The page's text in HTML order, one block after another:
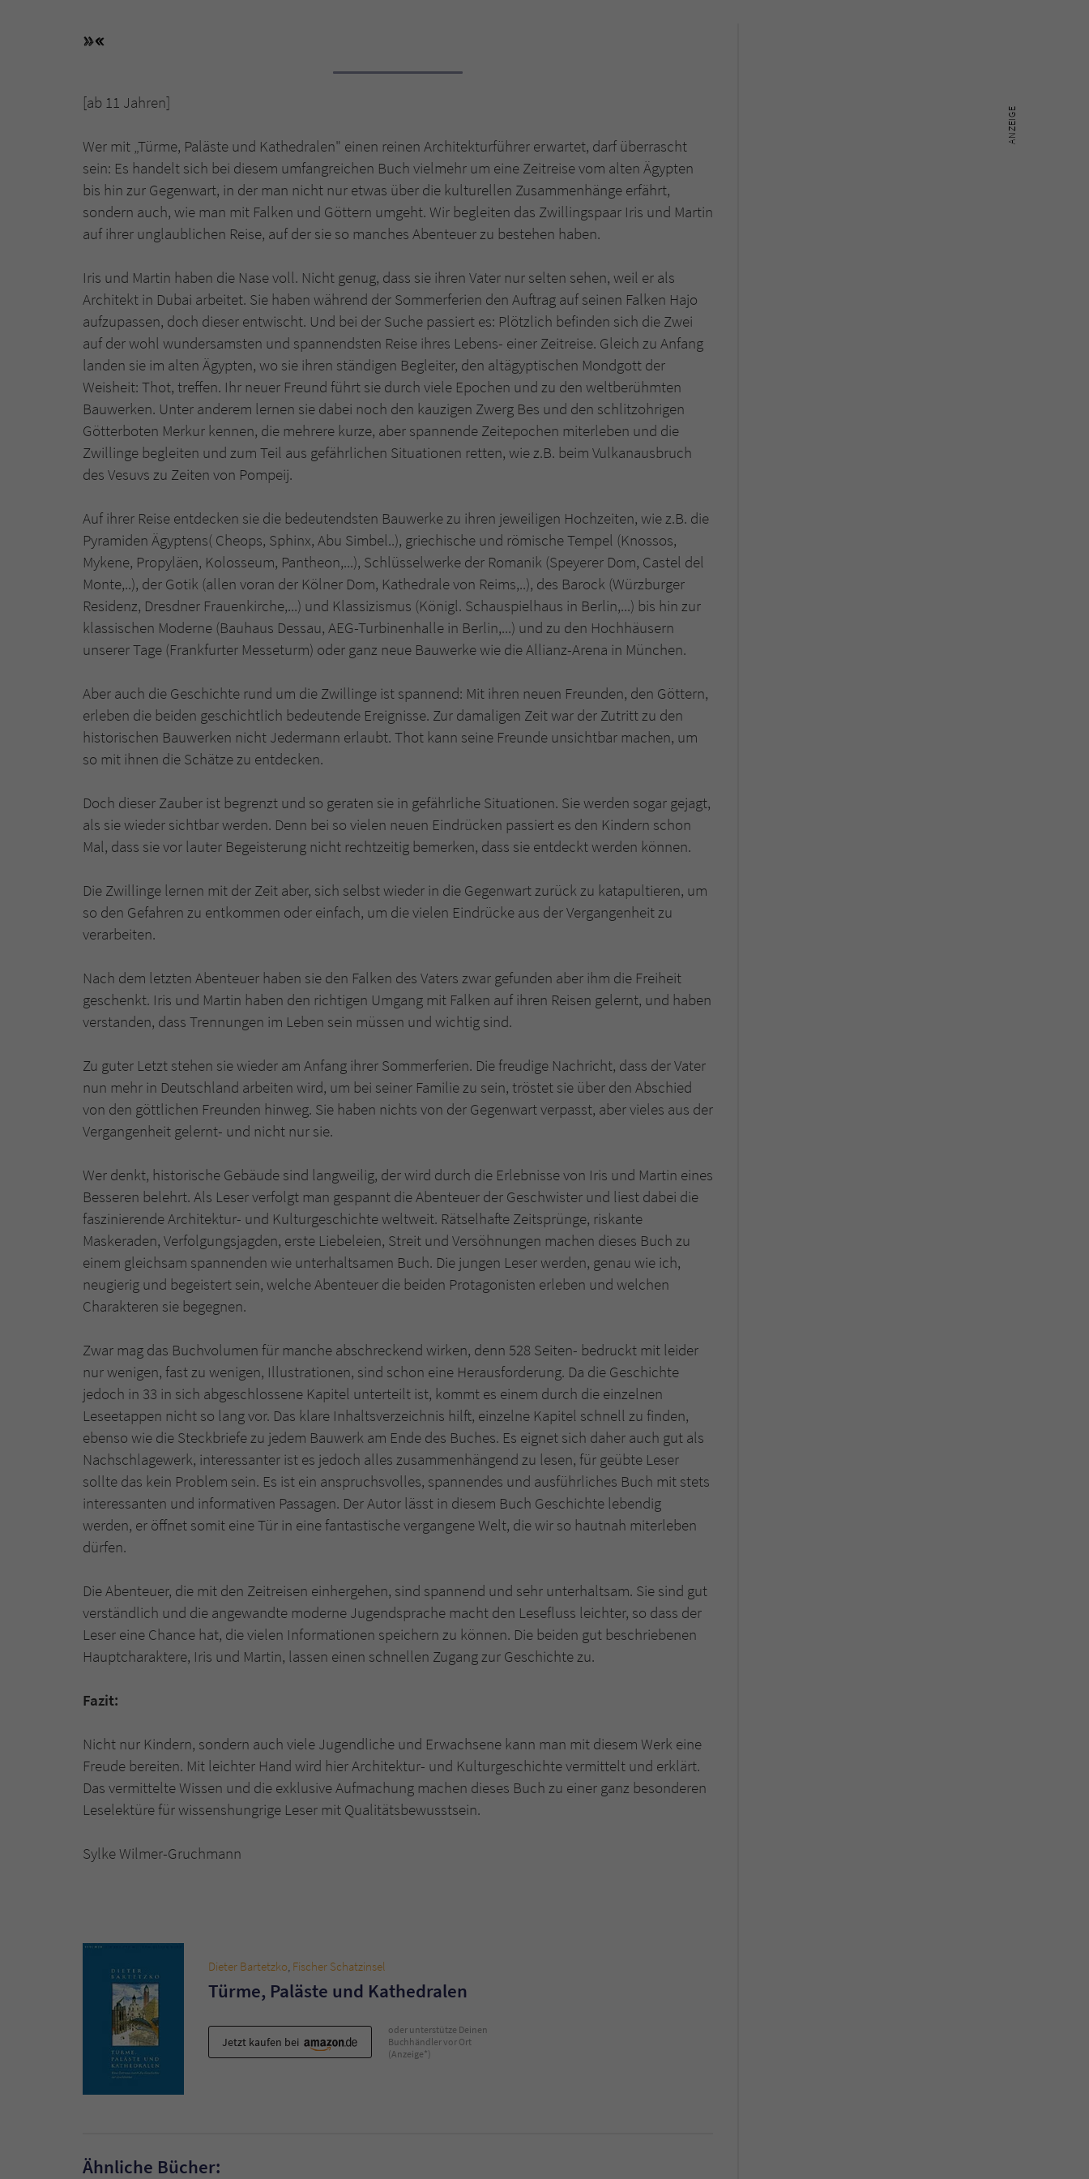
[ab 11 Jahren]
Wer mit „Türme, Paläste und Kathedralen" einen reinen Architekturführer erwartet, darf überrascht
sein: Es handelt sich bei diesem umfangreichen Buch vielmehr um eine Zeitreise vom alten Ägypten
bis hin zur Gegenwart, in der man nicht nur etwas über die kulturellen Zusammenhänge erfährt,
sondern auch, wie man mit Falken und Göttern umgeht. Wir begleiten das Zwillingspaar Iris und Martin
auf ihrer unglaublichen Reise, auf der sie so manches Abenteuer zu bestehen haben.
Iris und Martin haben die Nase voll. Nicht genug, dass sie ihren Vater nur selten sehen, weil er als
Architekt in Dubai arbeitet. Sie haben während der Sommerferien den Auftrag auf seinen Falken Hajo
aufzupassen, doch dieser entwischt. Und bei der Suche passiert es: Plötzlich befinden sich die Zwei
auf der wohl wundersamsten und spannendsten Reise ihres Lebens- einer Zeitreise. Gleich zu Anfang
landen sie im alten Ägypten, wo sie ihren ständigen Begleiter, den altägyptischen Mondgott der
Weisheit: Thot, treffen. Ihr neuer Freund führt sie durch viele Epochen und zu den weltberühmten
Bauwerken. Unter anderem lernen sie dabei noch den kauzigen Zwerg Bes und den schlitzohrigen
Götterboten Merkur kennen, die mehrere kurze, aber spannende Zeitepochen miterleben und die
Zwillinge begleiten und zum Teil aus gefährlichen Situationen retten, wie z.B. beim Vulkanausbruch
des Vesuvs zu Zeiten von Pompeij.
Auf ihrer Reise entdecken sie die bedeutendsten Bauwerke zu ihren jeweiligen Hochzeiten, wie z.B. die
Pyramiden Ägyptens( Cheops, Sphinx, Abu Simbel..), griechische und römische Tempel (Knossos,
Mykene, Propyläen, Kolosseum, Pantheon,...), Schlüsselwerke der Romanik (Speyerer Dom, Castel del
Monte,..), der Gotik (allen voran der Kölner Dom, Kathedrale von Reims,..), des Barock (Würzburger
Residenz, Dresdner Frauenkirche,...) und Klassizismus (Königl. Schauspielhaus in Berlin,...) bis hin zur
klassischen Moderne (Bauhaus Dessau, AEG-Turbinenhalle in Berlin,...) und zu den Hochhäusern
unserer Tage (Frankfurter Messeturm) oder ganz neue Bauwerke wie die Allianz-Arena in München.
Aber auch die Geschichte rund um die Zwillinge ist spannend: Mit ihren neuen Freunden, den Göttern,
erleben die beiden geschichtlich bedeutende Ereignisse. Zur damaligen Zeit war der Zutritt zu den
historischen Bauwerken nicht Jedermann erlaubt. Thot kann seine Freunde unsichtbar machen, um
so mit ihnen die Schätze zu entdecken.
Doch dieser Zauber ist begrenzt und so geraten sie in gefährliche Situationen. Sie werden sogar gejagt,
als sie wieder sichtbar werden. Denn bei so vielen neuen Eindrücken passiert es den Kindern schon
Mal, dass sie vor lauter Begeisterung nicht rechtzeitig bemerken, dass sie entdeckt werden können.
Die Zwillinge lernen mit der Zeit aber, sich selbst wieder in die Gegenwart zurück zu katapultieren, um
so den Gefahren zu entkommen oder einfach, um die vielen Eindrücke aus der Vergangenheit zu
verarbeiten.
Nach dem letzten Abenteuer haben sie den Falken des Vaters zwar gefunden aber ihm die Freiheit
geschenkt. Iris und Martin haben den richtigen Umgang mit Falken auf ihren Reisen gelernt, und haben
verstanden, dass Trennungen im Leben sein müssen und wichtig sind.
Zu guter Letzt stehen sie wieder am Anfang ihrer Sommerferien. Die freudige Nachricht, dass der Vater
nun mehr in Deutschland arbeiten wird, um bei seiner Familie zu sein, tröstet sie über den Abschied
von den göttlichen Freunden hinweg. Sie haben nichts von der Gegenwart verpasst, aber vieles aus der
Vergangenheit gelernt- und nicht nur sie.
Wer denkt, historische Gebäude sind langweilig, der wird durch die Erlebnisse von Iris und Martin eines
Besseren belehrt. Als Leser verfolgt man gespannt die Abenteuer der Geschwister und liest dabei die
faszinierende Architektur- und Kulturgeschichte weltweit. Rätselhafte Zeitsprünge, riskante
Maskeraden, Verfolgungsjagden, erste Liebeleien, Streit und Versöhnungen machen dieses Buch zu
einem gleichsam spannenden wie unterhaltsamen Buch. Die jungen Leser werden, genau wie ich,
neugierig und begeistert sein, welche Abenteuer die beiden Protagonisten erleben und welchen
Charakteren sie begegnen.
Zwar mag das Buchvolumen für manche abschreckend wirken, denn 528 Seiten- bedruckt mit leider
nur wenigen, fast zu wenigen, Illustrationen, sind schon eine Herausforderung. Da die Geschichte
jedoch in 33 in sich abgeschlossene Kapitel unterteilt ist, kommt es einem durch die einzelnen
Leseetappen nicht so lang vor. Das klare Inhaltsverzeichnis hilft, einzelne Kapitel schnell zu finden,
ebenso wie die Steckbriefe zu jedem Bauwerk am Ende des Buches. Es eignet sich daher auch gut als
Nachschlagewerk, interessanter ist es jedoch alles zusammenhängend zu lesen, für geübte Leser
sollte das kein Problem sein. Es ist ein anspruchsvolles, spannendes und ausführliches Buch mit stets
interessanten und informativen Passagen. Der Autor lässt in diesem Buch Geschichte lebendig
werden, er öffnet somit eine Tür in eine fantastische vergangene Welt, die wir so hautnah miterleben
dürfen.
Die Abenteuer, die mit den Zeitreisen einhergehen, sind spannend und sehr unterhaltsam. Sie sind gut
verständlich und die angewandte moderne Jugendsprache macht den Lesefluss leichter, so dass der
Leser eine Chance hat, die vielen Informationen speichern zu können. Die beiden gut beschriebenen
Hauptcharaktere, Iris und Martin, lassen einen schnellen Zugang zur Geschichte zu.
Fazit:
Nicht nur Kindern, sondern auch viele Jugendliche und Erwachsene kann man mit diesem Werk eine
Freude bereiten. Mit leichter Hand wird hier Architektur- und Kulturgeschichte vermittelt und erklärt.
Das vermittelte Wissen und die exklusive Aufmachung machen dieses Buch zu einer ganz besonderen
Leselektüre für wissenshungrige Leser mit Qualitätsbewusstsein.
Sylke Wilmer-Gruchmann
Dieter Bartetzko, Fischer Schatzinsel
Türme, Paläste und Kathedralen
Jetzt kaufen bei
oder unterstütze Deinen
Buchhändler vor Ort
(Anzeige*)
Ähnliche Bücher:
Anbieter
Zweck Cookie für Kommentare einzelner Buchtitel
fe_typo_user
Anbieter Literatur-Couch Medien GmbH & Co. KG
Laufzeit Session
Zweck
Dieses Cookie gewährleistet die Kommunikation der
Webseite mit dem Benutzer. Es wird benötigt um z. B.
den Sicherheitscode des Kontaktformulars zu
überprüfen.